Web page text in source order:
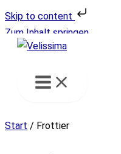
Skip to content
Zum Inhalt springen
Start / Frottier